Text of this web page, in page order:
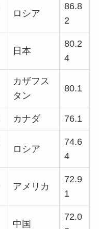
ロシア
86.8
2
日本
80.2
4
カザフス
タン
80.1
カナダ 76.1
ロシア
74.6
4
アメリカ
72.9
1
中国
72.0